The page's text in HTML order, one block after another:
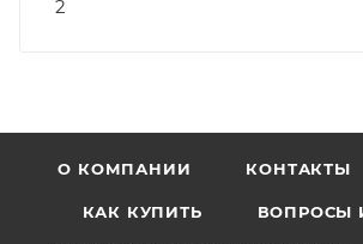
2
О КОМПАНИИ КОНТАКТЫ
КАК КУПИТЬ ВОПРОСЫ